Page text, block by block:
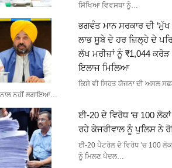
ਸਿੱਖਿਆ ਵਿਵਸਥਾ ਨੂੰ…
ਭਗਵੰਤ ਮਾਨ ਸਰਕਾਰ ਦੀ ‘ਮੁੱਖ
ਲਾਭ ਸੂਬੇ ਦੇ ਹਰ ਜ਼ਿਲ੍ਹੇ ਦੇ
ਲੱਖ ਮਰੀਜ਼ਾਂ ਨੂੰ ₹1,044
ਇਲਾਜ ਮਿਲਿਆ
ਕਿਸੇ ਵੀ ਸਿਹਤ ਯੋਜਨਾ ਦੀ ਅਸਲ
ਨਾਲ ਨਹੀਂ ਲਗਾਇਆ…
ਈ-20 ਦੇ ਵਿਰੋਧ ‘ਚ 100
ਰਹੇ ਕੇਜਰੀਵਾਲ ਨੂੰ ਪੁਲਿਸ ਨੇ
ਈ-20 ਪੈਟਰੋਲ ਦੇ ਵਿਰੋਧ 'ਚ 100
ਨੂੰ ਮਿਲਣ ਪੈਦਲ…